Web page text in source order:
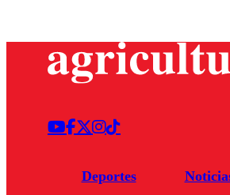
Deportes